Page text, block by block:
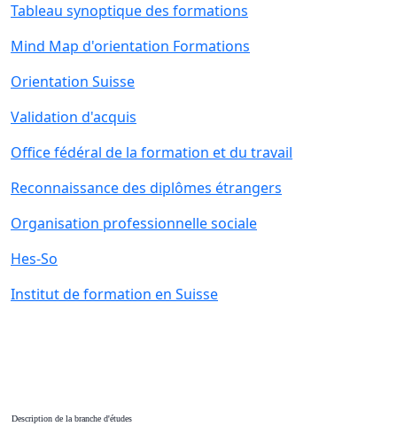
Tableau synoptique des formations
Mind Map d'orientation Formations
Orientation Suisse
Validation d'acquis
Office fédéral de la formation et du travail
Reconnaissance des diplômes étrangers
Organisation professionnelle sociale
Hes-So
Institut de formation en Suisse
Description de la branche d'études